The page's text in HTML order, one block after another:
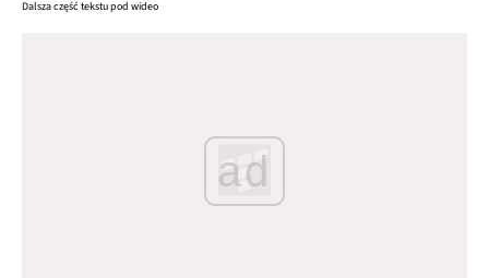
Dalsza część tekstu pod wideo
ad